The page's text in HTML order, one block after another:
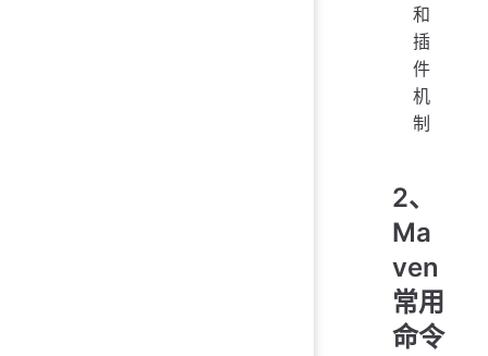
和
插
件
机
制
2、
Ma
ven
常用
命令